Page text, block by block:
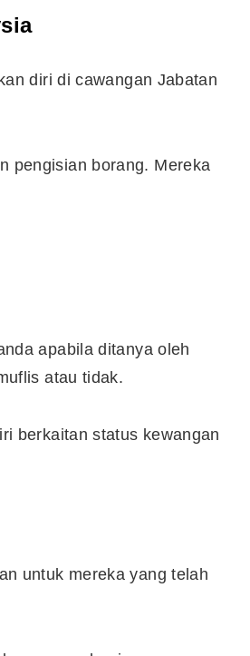
diri di cawangan Jabatan
pengisian borang. Mereka
apabila ditanya oleh
atau tidak.
berkaitan status kewangan
untuk mereka yang telah